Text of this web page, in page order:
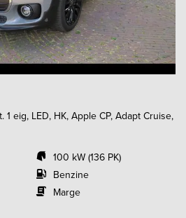
1 eig, LED, HK, Apple CP, Adapt Cruise,
100 kW (136 PK)
Benzine
Marge